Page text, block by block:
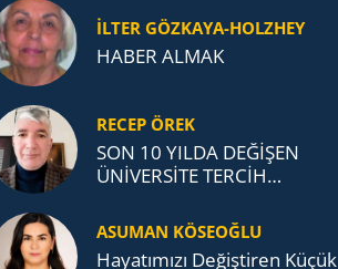
İLTER GÖZKAYA-HOLZHEY
HABER ALMAK
RECEP ÖREK
SON 10 YILDA DEĞİŞEN
ÜNİVERSİTE TERCİH
ASUMAN KÖSEOĞLU
Ha­ya­tı­mı­zı De­ğiş­ti­ren Küçük